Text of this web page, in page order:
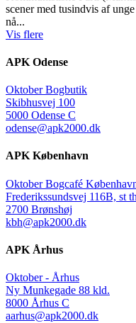
scener med tusindvis af
nå...
Vis flere
APK Odense
Oktober Bogbutik
Skibhusvej 100
5000 Odense C
odense@apk2000.dk
APK København
Oktober Bogcafé
Frederikssundsvej 116B, st
2700 Brønshøj
kbh@apk2000.dk
APK Århus
Oktober - Århus
Ny Munkegade 88 kld.
8000 Århus C
aarhus@apk2000.dk